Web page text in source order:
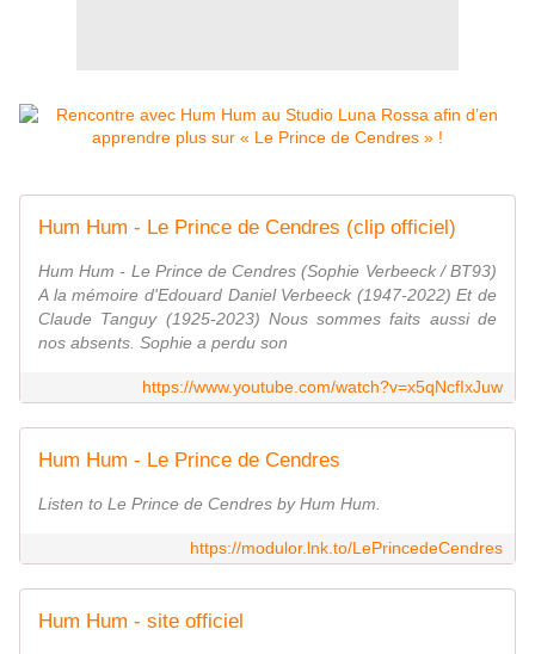
Hum Hum - Le Prince de Cendres (clip officiel)
Hum Hum - Le Prince de Cendres (Sophie Verbeeck / BT93)
A la mémoire d'Edouard Daniel Verbeeck (1947-2022) Et de
Claude Tanguy (1925-2023) Nous sommes faits aussi de
nos absents. Sophie a perdu son
https://www.youtube.com/watch?v=x5qNcfIxJuw
Hum Hum - Le Prince de Cendres
Listen to Le Prince de Cendres by Hum Hum.
https://modulor.lnk.to/LePrincedeCendres
Hum Hum - site officiel